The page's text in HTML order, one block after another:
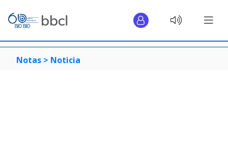
Notas > Noticia